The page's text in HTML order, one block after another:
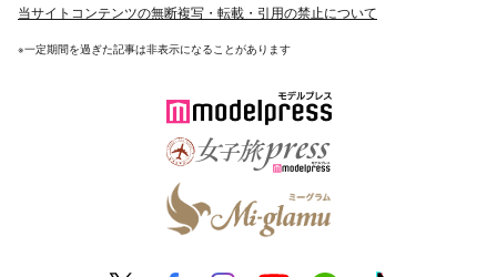
当サイトコンテンツの無断複写・転載・引用の禁止について
※一定期間を過ぎた記事は非表示になることがあります